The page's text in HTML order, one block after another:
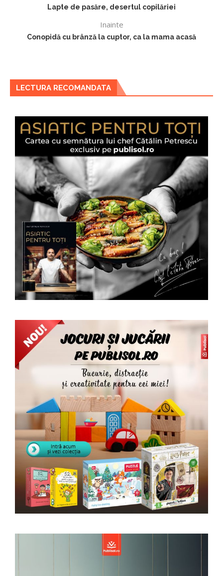
Lapte de pasăre, desertul copilăriei
Inainte
Conopidă cu brânză la cuptor, ca la mama acasă
LECTURA RECOMANDATA